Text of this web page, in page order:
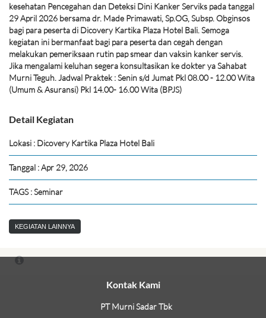
kesehatan Pencegahan dan Deteksi Dini Kanker Serviks pada tanggal
29 April 2026 bersama dr. Made Primawati, Sp.OG, Subsp. Obginsos
bagi para peserta di Dicovery Kartika Plaza Hotel Bali. Semoga
kegiatan ini bermanfaat bagi para peserta dan cegah dengan
melakukan pemeriksaan rutin pap smear dan vaksin kanker servis.
Jika mengalami keluhan segera konsultasikan ke dokter ya Sahabat
Murni Teguh. Jadwal Praktek : Senin s/d Jumat Pkl 08.00 - 12.00 Wita
(Umum & Asuransi) Pkl 14.00- 16.00 Wita (BPJS)
Detail Kegiatan
Lokasi : Dicovery Kartika Plaza Hotel Bali
Tanggal : Apr 29, 2026
TAGS : Seminar
KEGIATAN LAINNYA
Kontak Kami
PT Murni Sadar Tbk